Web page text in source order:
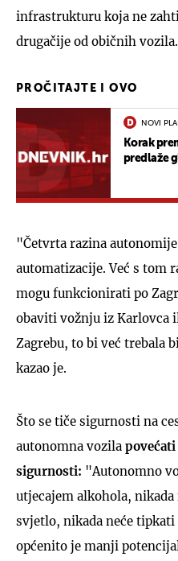
infrastrukturu koja ne
drugačije od običnih vozila.
PROČITAJTE I OVO
NOVI
Korak
predlaže
"Četvrta razina
automatizacije. Već s tom
mogu funkcionirati po
obaviti vožnju iz Karlovca
Zagrebu, to bi već trebala
kazao je.
Što se tiče sigurnosti na
autonomna vozila
sigurnosti: "Autonomno
utjecajem alkohola,
svjetlo, nikada neće
općenito je manji